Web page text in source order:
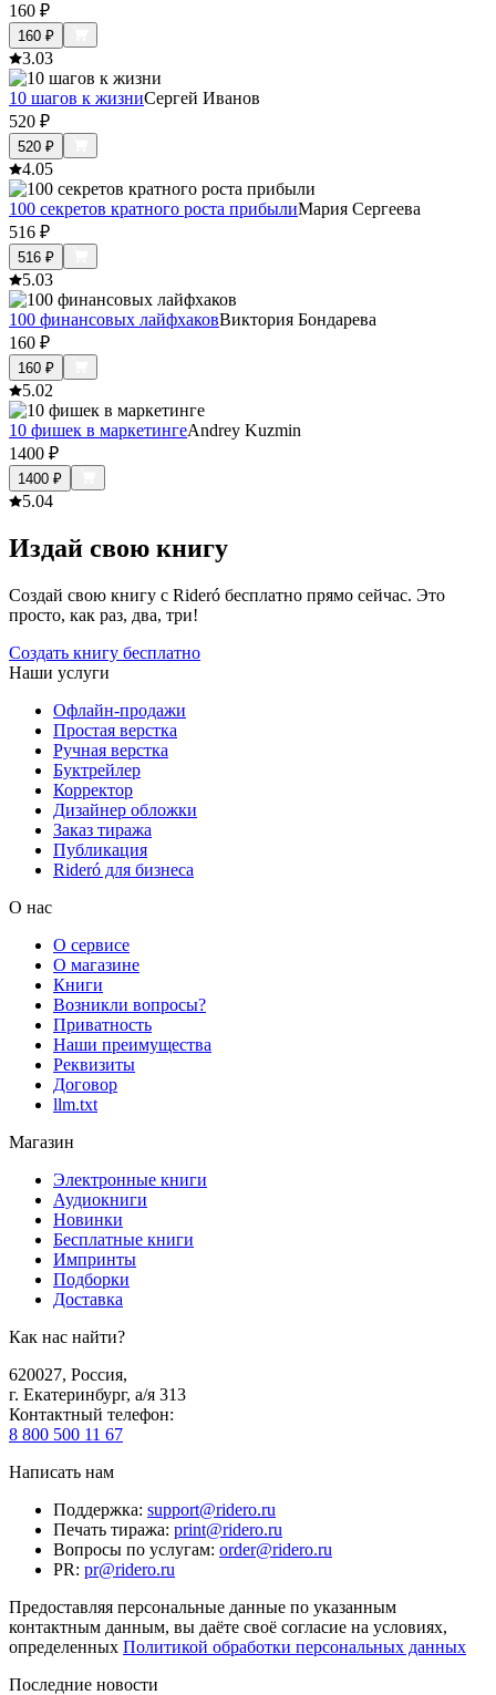
160 ₽
160 ₽
3.03
10 шагов к жизниСергей Иванов
520 ₽
520 ₽
4.05
100 секретов кратного роста прибылиМария Сергеева
516 ₽
516 ₽
5.03
100 финансовых лайфхаковВиктория Бондарева
160 ₽
160 ₽
5.02
10 фишек в маркетингеAndrey Kuzmin
1400 ₽
1400 ₽
5.04
Издай свою книгу
Создай свою книгу с Rideró бесплатно прямо сейчас. Это
просто, как раз, два, три!
Создать книгу бесплатно
Наши услуги
Офлайн-продажи
Простая верстка
Ручная верстка
Буктрейлер
Корректор
Дизайнер обложки
Заказ тиража
Публикация
Rideró для бизнеса
О нас
О сервисе
О магазине
Книги
Возникли вопросы?
Приватность
Наши преимущества
Реквизиты
Договор
llm.txt
Магазин
Электронные книги
Аудиокниги
Новинки
Бесплатные книги
Импринты
Подборки
Доставка
Как нас найти?
620027, Россия,
г. Екатеринбург, а/я 313
Контактный телефон:
8 800 500 11 67
Написать нам
Поддержка: support@ridero.ru
Печать тиража: print@ridero.ru
Вопросы по услугам: order@ridero.ru
PR: pr@ridero.ru
Предоставляя персональные данные по указанным
контактным данным, вы даёте своё согласие на условиях,
определенных Политикой обработки персональных данных
Последние новости